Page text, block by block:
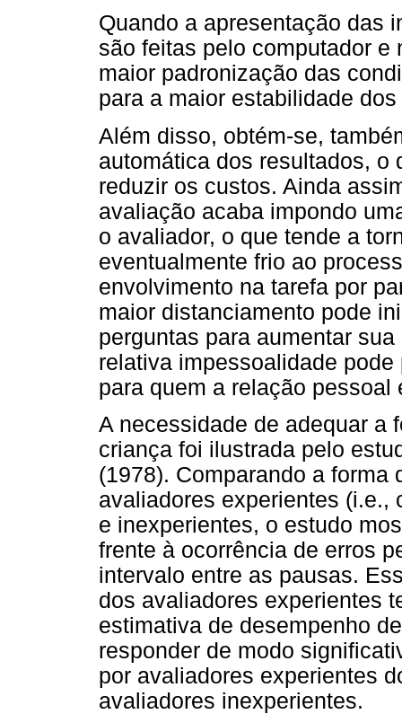
Quando a apresentação das
são feitas pelo computador e
maior padronização das
para a maior estabilidade
Além disso, obtém-se,
automática dos resultados, o
reduzir os custos. Ainda
avaliação acaba impondo
o avaliador, o que tende a
eventualmente frio ao
envolvimento na tarefa por
maior distanciamento pode
perguntas para aumentar
relativa impessoalidade
para quem a relação pessoal
A necessidade de adequar a
criança foi ilustrada pelo
(1978). Comparando a forma
avaliadores experientes (i.e.,
e inexperientes, o estudo
frente à ocorrência de erros
intervalo entre as pausas.
dos avaliadores experientes
estimativa de desempenho
responder de modo
por avaliadores experientes
avaliadores inexperientes.